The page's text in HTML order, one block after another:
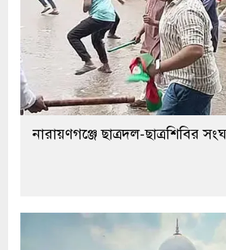
নারায়ণগঞ্জে ছাত্রদল-ছাত্রশিবির